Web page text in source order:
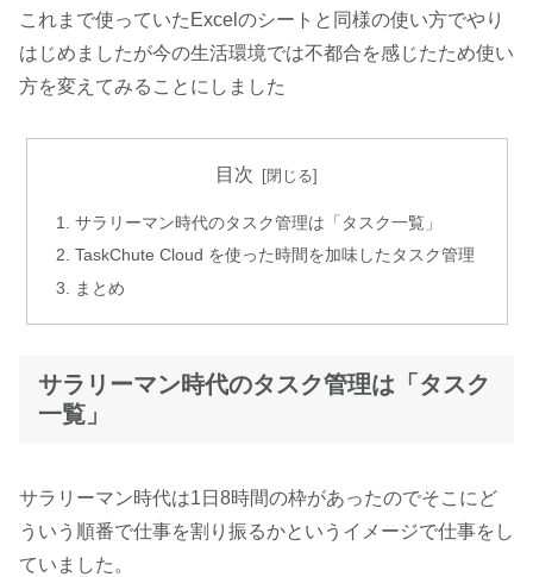
これまで使っていたExcelのシートと同様の使い方でやり
はじめましたが今の生活環境では不都合を感じたため使い
方を変えてみることにしました
目次
サラリーマン時代のタスク管理は「タスク一覧」
TaskChute Cloud を使った時間を加味したタスク管理
まとめ
サラリーマン時代のタスク管理は「タスク
一覧」
サラリーマン時代は1日8時間の枠があったのでそこにど
ういう順番で仕事を割り振るかというイメージで仕事をし
ていました。